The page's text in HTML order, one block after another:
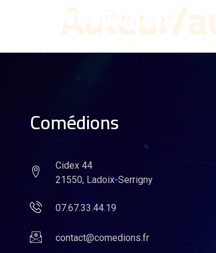
Auteur/
Comédions
Cidex 44
21550, Ladoix-Serrigny
07.67.33.44.19
contact@comedions.fr